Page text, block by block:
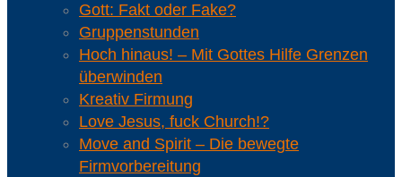
Gott: Fakt oder Fake?
Gruppenstunden
Hoch hinaus! – Mit Gottes Hilfe Grenzen
überwinden
Kreativ Firmung
Love Jesus, fuck Church!?
Move and Spirit – Die bewegte
Firmvorbereitung